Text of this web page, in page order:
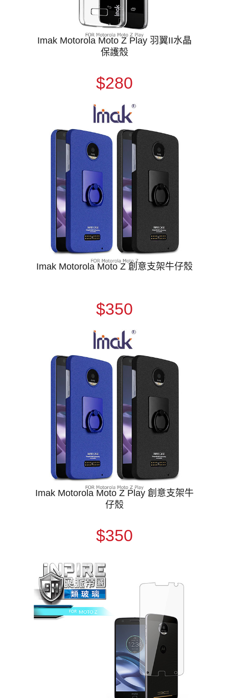
Imak Motorola Moto Z Play 羽翼II水晶
保護殼
$280
Imak Motorola Moto Z 創意支架牛仔殼
$350
Imak Motorola Moto Z Play 創意支架牛
仔殼
$350